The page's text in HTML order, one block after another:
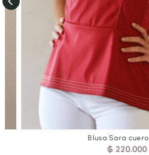
Blusa Sara cuero rojo
220.000